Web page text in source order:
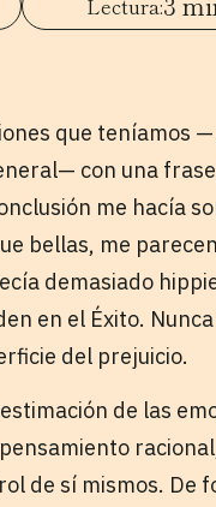
que teníamos
con una
me hacía
bellas, me
demasiado
en el Éxito.
del prejuicio.
de las
de sí mismos. De